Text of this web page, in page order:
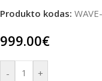
Produkto kodas:
999.00€
- +